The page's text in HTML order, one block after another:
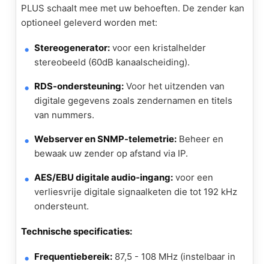
PLUS schaalt mee met uw behoeften. De zender kan
optioneel geleverd worden met:
Stereogenerator: voor een kristalhelder
stereobeeld (60dB kanaalscheiding).
RDS-ondersteuning: Voor het uitzenden van
digitale gegevens zoals zendernamen en titels
van nummers.
Webserver en SNMP-telemetrie: Beheer en
bewaak uw zender op afstand via IP.
AES/EBU digitale audio-ingang: voor een
verliesvrije digitale signaalketen die tot 192 kHz
ondersteunt.
Technische specificaties:
Frequentiebereik: 87,5 - 108 MHz (instelbaar in